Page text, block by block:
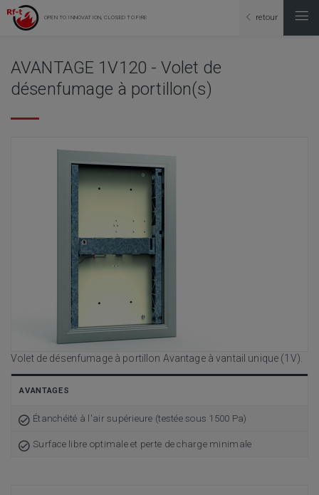
OPEN TO INNOVATION, CLOSED TO FIRE retour
AVANTAGE 1V120 - Volet de
désenfumage à portillon(s)
Volet de désenfumage à portillon Avantage à vantail unique (1V).
AVANTAGES
Étanchéité à l'air supérieure (testée sous 1500 Pa)
Surface libre optimale et perte de charge minimale